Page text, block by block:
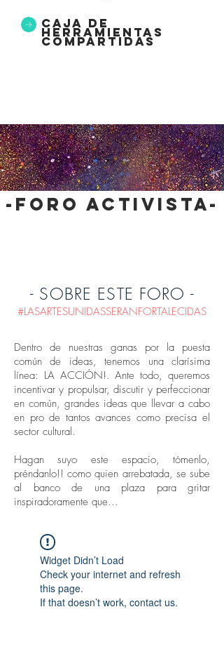
caja de
herramientas
compartidas
-foro activista-
- SOBRE ESTE FORO -
#LASARTESUNIDASSERANFORTALECIDAS
Dentro de nuestras ganas por la puesta
común de ideas, tenemos una clarísima
línea: LA ACCIÓN!. Ante todo, queremos
incentivar y propulsar, discutir y perfeccionar
en común, grandes ideas que llevar a cabo
en pro de tantos avances como precisa el
sector cultural.
Hagan suyo este espacio, tómenlo,
préndanlo!! como quien arrebatada, se sube
al banco de una plaza para gritar
inspiradoramente que...
Widget Didn’t Load
Check your internet and refresh
this page.
If that doesn’t work, contact us.